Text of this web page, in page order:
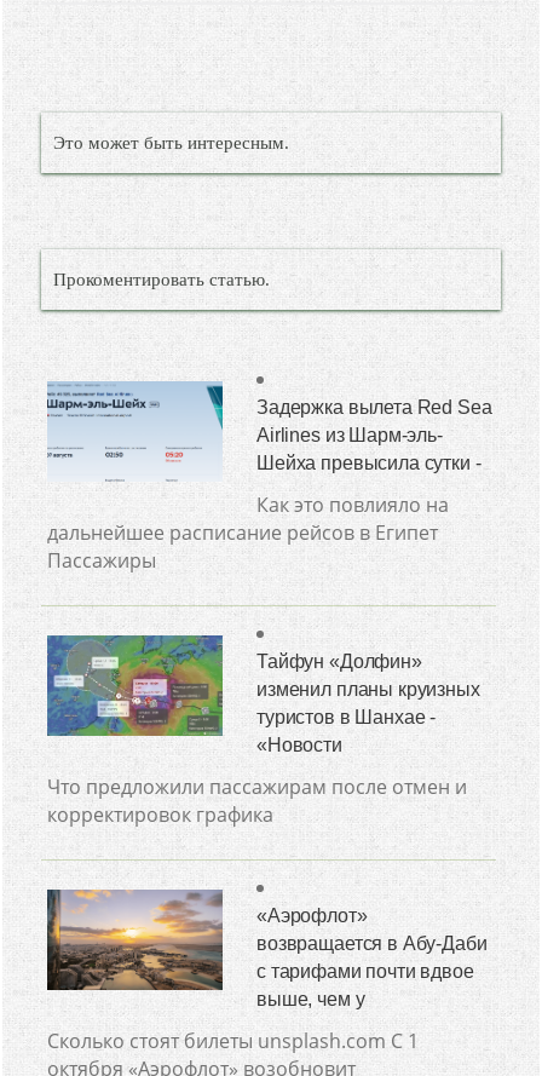
Это может быть интересным.
Прокоментировать статью.
Задержка вылета Red Sea
Airlines из Шарм-эль-
Шейха превысила сутки -
Как это повлияло на
дальнейшее расписание рейсов в Египет
Пассажиры
Тайфун «Долфин»
изменил планы круизных
туристов в Шанхае -
«Новости
Что предложили пассажирам после отмен и
корректировок графика
«Аэрофлот»
возвращается в Абу-Даби
с тарифами почти вдвое
выше, чем у
Сколько стоят билеты unsplash.com С 1
октября «Аэрофлот» возобновит